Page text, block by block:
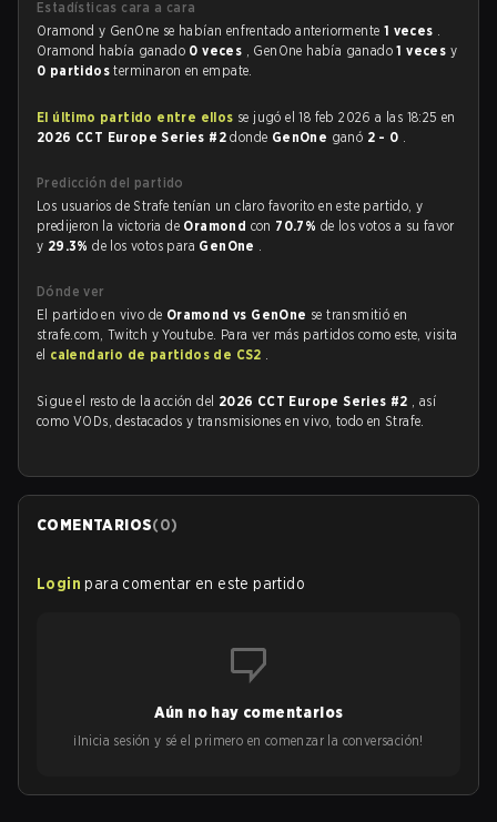
Estadísticas cara a cara
Oramond y GenOne se habían enfrentado anteriormente 1 veces .
Oramond había ganado 0 veces , GenOne había ganado1 veces y
0 partidosterminaron en empate.
El último partido entre ellos se jugó el 18 feb 2026 a las 18:25 en
2026 CCT Europe Series #2donde GenOne ganó 2 - 0 .
Predicción del partido
Los usuarios de Strafe tenían un claro favorito en este partido, y
predijeron la victoria de Oramond con 70.7% de los votos a su favor
y 29.3%de los votos para GenOne .
Dónde ver
El partido en vivo de Oramond vs GenOne se transmitió en
strafe.com, Twitch y Youtube. Para ver más partidos como este, visita
el calendario de partidos de CS2 .
Sigue el resto de la acción del 2026 CCT Europe Series #2 , así
como VODs, destacados y transmisiones en vivo, todo en Strafe.
COMENTARIOS(0)
Login para comentar en este partido
Aún no hay comentarios
¡Inicia sesión y sé el primero en comenzar la conversación!